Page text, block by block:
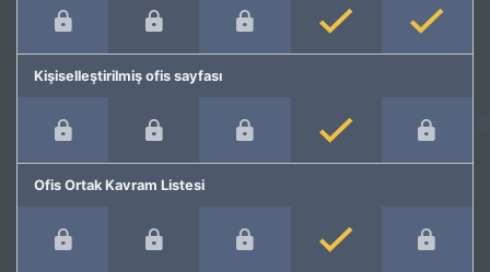
Kişiselleştirilmiş ofis sayfası
Ofis Ortak Kavram Listesi